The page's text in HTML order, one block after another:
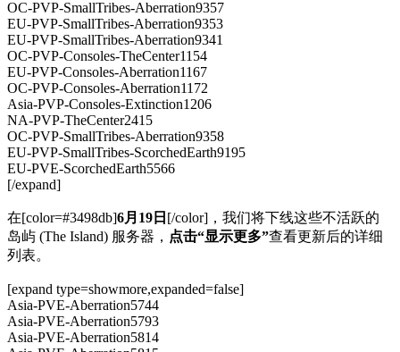
OC-PVP-SmallTribes-Aberration9357
EU-PVP-SmallTribes-Aberration9353
EU-PVP-SmallTribes-Aberration9341
OC-PVP-Consoles-TheCenter1154
EU-PVP-Consoles-Aberration1167
OC-PVP-Consoles-Aberration1172
Asia-PVP-Consoles-Extinction1206
NA-PVP-TheCenter2415
OC-PVP-SmallTribes-Aberration9358
EU-PVP-SmallTribes-ScorchedEarth9195
EU-PVE-ScorchedEarth5566
[/expand]
在[color=#3498db]6月19日 [/color]，我们将下线这些不活跃的
岛屿 (The Island) 服务器， 点击“显示更多”查看更新后的详细
列表。
[expand type=showmore,expanded=false]
Asia-PVE-Aberration5744
Asia-PVE-Aberration5793
Asia-PVE-Aberration5814